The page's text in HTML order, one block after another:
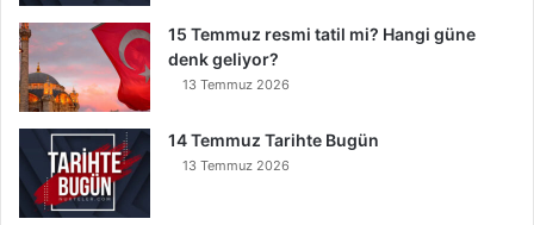
a
n
K
u
r
u
l
15 Temmuz resmi tatil mi? Hangi güne
denk geliyor?
13 Temmuz 2026
14 Temmuz Tarihte Bugün
13 Temmuz 2026